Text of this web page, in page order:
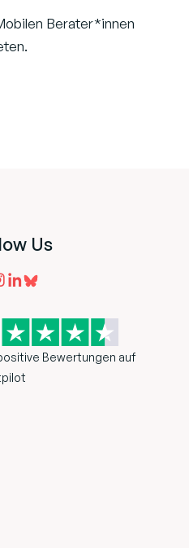
Berater*innen
Us
Bewertungen auf